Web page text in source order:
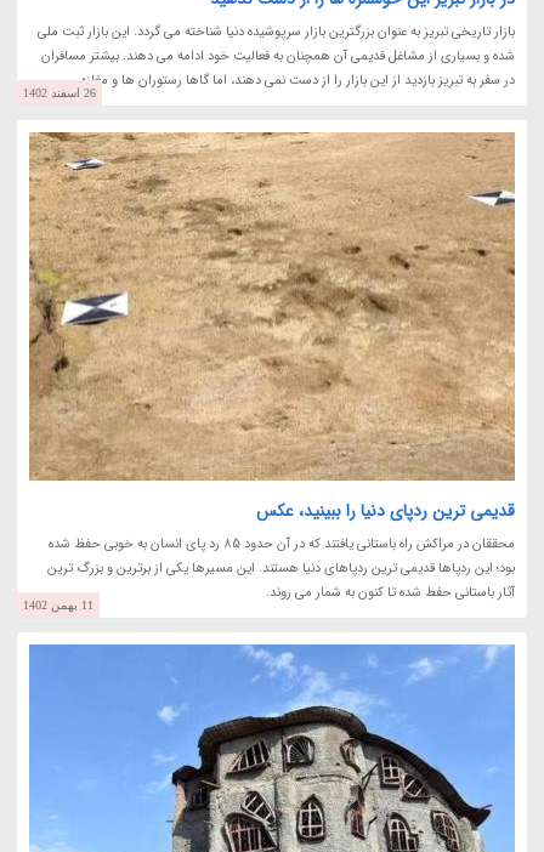
بازار تاریخی تبریز به عنوان بزرگترین بازار سرپوشیده دنیا شناخته می گردد. این بازار ثبت ملی
شده و بسیاری از مشاغل قدیمی آن همچنان به فعالیت خود ادامه می دهند. بیشتر مسافران
در سفر به تبریز بازدید از این بازار را از دست نمی دهند، اما گاها رستوران ها و مغازه...
26 اسفند 1402
قدیمی ترین ردپای دنیا را ببینید، عکس
محققان در مراکش راه باستانی یافتند که در آن حدود 85 رد پای انسان به خوبی حفظ شده
بود؛ این ردپاها قدیمی ترین ردپاهای دنیا هستند. این مسیرها یکی از برترین و بزرگ ترین
آثار باستانی حفط شده تا کنون به شمار می روند.
11 بهمن 1402